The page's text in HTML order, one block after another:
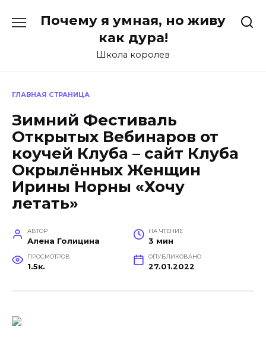
Почему я умная, но живу
как дура!
Школа королев
ГЛАВНАЯ СТРАНИЦА
Зимний Фестиваль
Открытых Вебинаров от
коучей Клуба – сайт Клуба
Окрылённых Женщин
Ирины Норны «Хочу
летать»
АВТОР
Алена Голицина
НА ЧТЕНИЕ
3 мин
ПРОСМОТРОВ
1.5к.
ОПУБЛИКОВАНО
27.01.2022